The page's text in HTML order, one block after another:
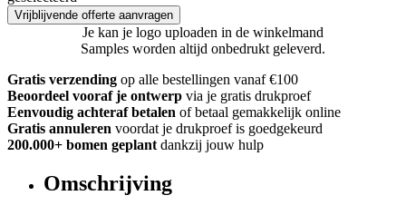
Vrijblijvende offerte aanvragen
Je kan je logo uploaden in de winkelmand
Samples worden altijd onbedrukt geleverd.
Gratis verzending op alle bestellingen vanaf €100
Beoordeel vooraf je ontwerp via je gratis drukproef
Eenvoudig achteraf betalen of betaal gemakkelijk online
Gratis annuleren voordat je drukproef is goedgekeurd
200.000+ bomen geplant dankzij jouw hulp
Omschrijving